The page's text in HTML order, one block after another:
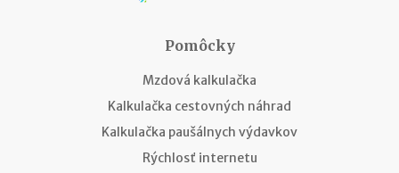
Pomôcky
Mzdová kalkulačka
Kalkulačka cestovných náhrad
Kalkulačka paušálnych výdavkov
Rýchlosť internetu